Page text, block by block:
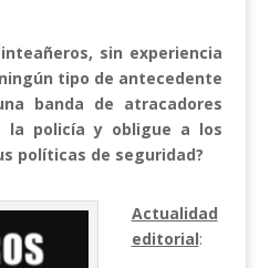
sin experiencia
tipo de antecedente
banda de atracadores
la policía y obligue a los
políticas de seguridad?
Actualidad
editorial: